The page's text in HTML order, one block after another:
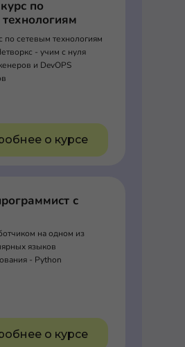
по
по сетевым технологиям
- учим с нуля
и DevOPS
о курсе
с
на одном из
языков
- Python
о курсе